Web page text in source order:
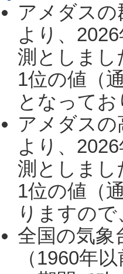
アメダスの
より、
測としまし
1位の値（
となって
アメダスの
より、
測としまし
1位の値（
りますの
全国の気象
（1960年